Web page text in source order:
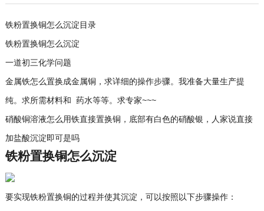
铁粉置换铜怎么沉淀目录
铁粉置换铜怎么沉淀
一道初三化学问题
金属铁怎么置换成金属铜，求详细的操作步骤。我准备大量生产提
纯。求所需材料和 药水等等。求专家~~~
硝酸铜溶液怎么用铁直接置换铜，底部有白色的硝酸银，人家说直接
加盐酸沉淀即可是吗
铁粉置换铜怎么沉淀
要实现铁粉置换铜的过程并使其沉淀，可以按照以下步骤操作：